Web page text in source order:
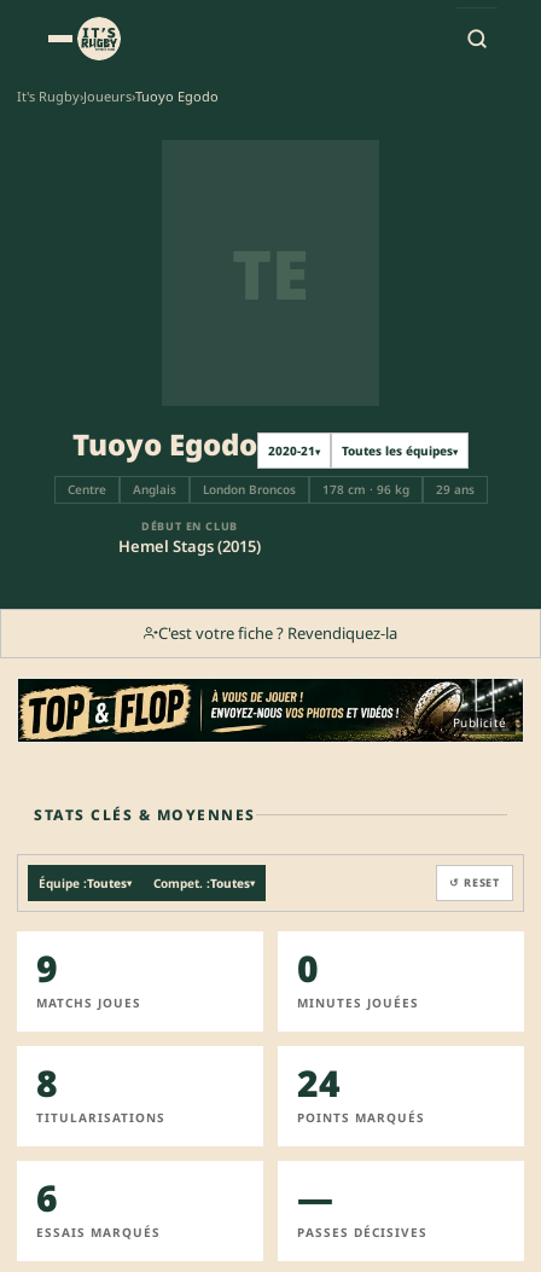
It's Rugby›Joueurs›Tuoyo Egodo
TE
Tuoyo Egodo 2020-21▾ Toutes les équipes▾
Centre Anglais London Broncos 178 cm · 96 kg 29 ans
DÉBUT EN CLUB
Hemel Stags (2015)
C'est votre fiche ? Revendiquez-la
Publicité
STATS CLÉS & MOYENNES
Équipe :Toutes▾ Compet. :Toutes▾ ↺ RESET
9
MATCHS JOUES
0
MINUTES JOUÉES
8
TITULARISATIONS
24
POINTS MARQUÉS
6
ESSAIS MARQUÉS
—
PASSES DÉCISIVES